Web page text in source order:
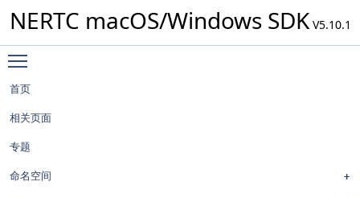
NERTC macOS/Windows SDK V5.10.1
首页
相关页面
专题
命名空间